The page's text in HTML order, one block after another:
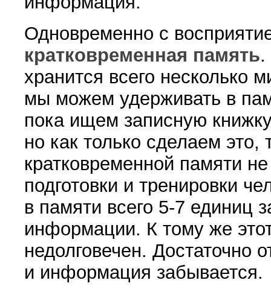
Одновременно с
кратковременная память.
хранится всего несколько
мы можем удерживать в
пока ищем записную
но как только сделаем
кратковременной памяти
подготовки и тренировки
в памяти всего 5-7 единиц
информации. К тому же
недолговечен. Достаточно
и информация забывается.